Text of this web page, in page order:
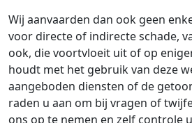
Wij aanvaarden dan ook geen
voor directe of indirecte schade,
ook, die voortvloeit uit of op
houdt met het gebruik van deze
aangeboden diensten of de
raden u aan om bij vragen of
ons op te nemen en zelf controle